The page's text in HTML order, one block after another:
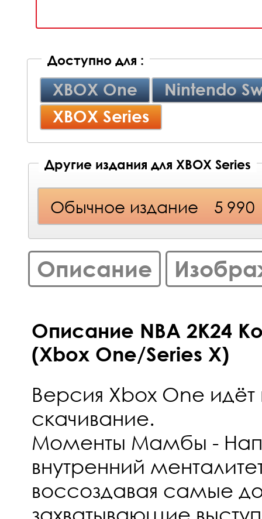
Доступно для :
XBOX One
Nintendo
XBOX Series
Другие издания для XBOX Series
Обычное издание 5 990
Описание
Описание NBA 2K24
(Xbox One/Series X)
Версия Xbox One
скачивание.
Моменты Мамбы -
внутренний
воссоздавая самые